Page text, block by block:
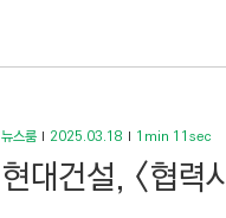
뉴스룸 2025.03.18 1min 11sec
현대건설, <협력